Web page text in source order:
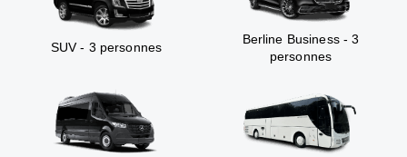
SUV - 3 personnes
Berline Business - 3
personnes